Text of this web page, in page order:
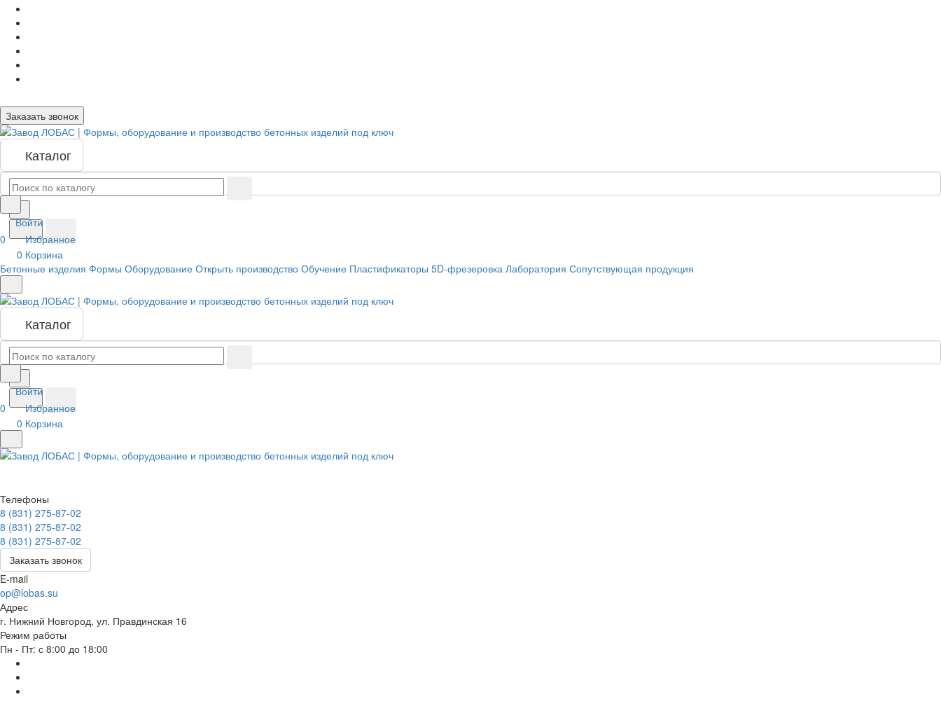
Заказать звонок
Каталог
Войти
0
Избранное
0 Корзина
Бетонные изделия Формы Оборудование Открыть производство Обучение Пластификаторы 5D-фрезеровка Лаборатория Сопутствующая продукция
Каталог
Войти
0
Избранное
0 Корзина
Телефоны
8 (831) 275-87-02
8 (831) 275-87-02
8 (831) 275-87-02
Заказать звонок
E-mail
op@lobas.su
Адрес
г. Нижний Новгород, ул. Правдинская 16
Режим работы
Пн - Пт: с 8:00 до 18:00